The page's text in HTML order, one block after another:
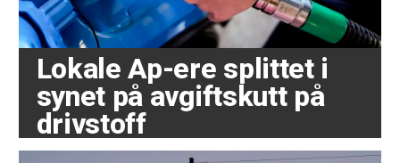
Lokale Ap-ere splittet i
synet på avgiftskutt på
drivstoff